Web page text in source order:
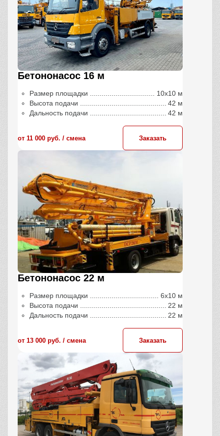
Бетононасос 16 м
Размер площадки
10х10 м
Высота подачи
42 м
Дальность подачи
42 м
от 11 000 руб. / сменa Заказать
Бетононасос 22 м
Размер площадки
6х10 м
Высота подачи
22 м
Дальность подачи
22 м
от 13 000 руб. / сменa Заказать